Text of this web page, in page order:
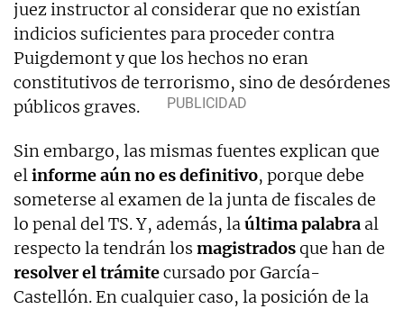
juez instructor al considerar que no existían
indicios suficientes para proceder contra
Puigdemont y que los hechos no eran
constitutivos de terrorismo, sino de desórdenes
públicos graves.
Sin embargo, las mismas fuentes explican que
elinforme aún no esdefinitivo, porque debe
someterse al examen de la junta de fiscales de
lo penal del TS. Y, además, laúltima palabra al
respecto la tendrán los magistradosque han de
resolver el trámitecursado por García-
Castellón. En cualquier caso, la posición de la